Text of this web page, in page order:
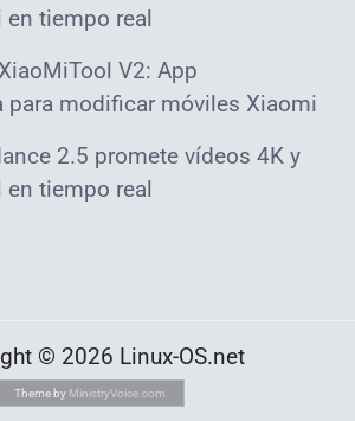
en tiempo real
V2: App
modificar móviles Xiaomi
2.5 promete vídeos 4K y
en tiempo real
© 2026 Linux-OS.net
Theme by MinistryVoice.com